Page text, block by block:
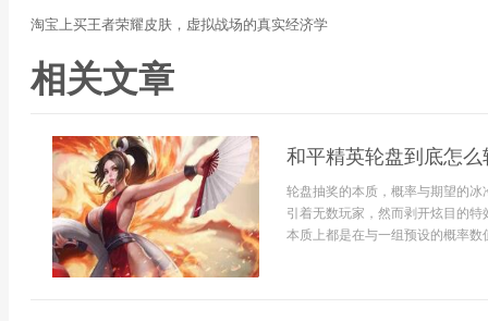
淘宝上买王者荣耀皮肤，虚拟战场的真实经济学
相关文章
和平精英轮盘到底怎
轮盘抽奖的本质，概率与期望的
引着无数玩家，然而剥开炫目的
本质上都是在与一组预设的概率